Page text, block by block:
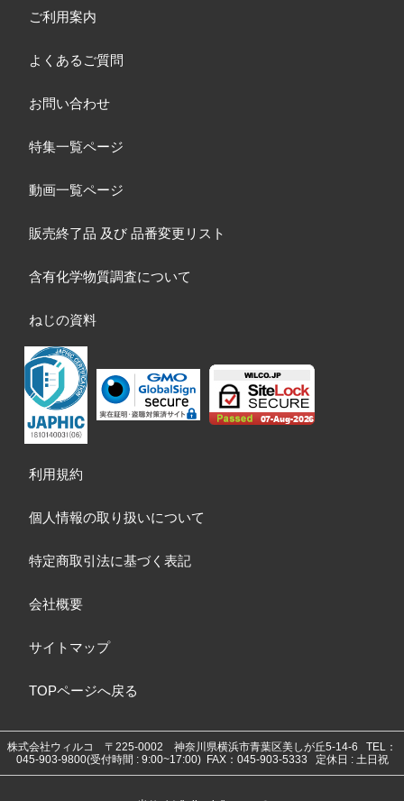
ご利用案内
よくあるご質問
お問い合わせ
特集一覧ページ
動画一覧ページ
販売終了品 及び品番変更リスト
含有化学物質調査について
ねじの資料
利用規約
個人情報の取り扱いについて
特定商取引法に基づく表記
会社概要
サイトマップ
TOPページへ戻る
株式会社ウィルコ 〒225-0002 神奈川県横浜市青葉区美しが丘5-14-6
TEL：
045-903-9800(受付時間 : 9:00~17:00) FAX：045-903-5333 定休日 : 土日祝